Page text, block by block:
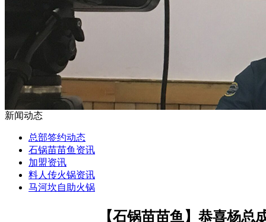
新闻动态
总部签约动态
石锅苗苗鱼资讯
加盟资讯
料人传火锅资讯
马河坎自助火锅
【石锅苗苗鱼】恭喜杨